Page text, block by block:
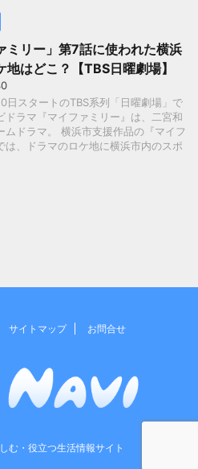
ミリー」第7話に使われた横浜
地はどこ？【TBS日曜劇場】
日スタートのTBS系列「日曜劇場」で
ドラマ『マイファミリー』は、二宮和
ムドラマ。 横浜市支援作品の『マイフ
は、ドラマのロケ地に横浜市内のスポ
サイトマップ お問合せ
む・役立つ生活情報サイト
All Rights Reserved.